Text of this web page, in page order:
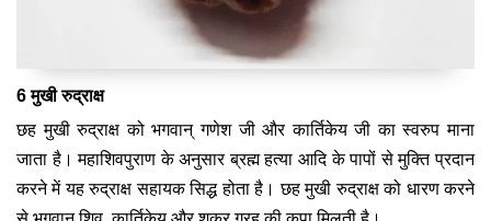
6 मुखी रुद्राक्ष
छह मुखी रुद्राक्ष को भगवान् गणेश जी और कार्तिकेय जी का स्वरुप माना
जाता है। महाशिवपुराण के अनुसार ब्रह्म हत्या आदि के पापों से मुक्ति प्रदान
करने में यह रुद्राक्ष सहायक सिद्ध होता है। छह मुखी रुद्राक्ष को धारण करने